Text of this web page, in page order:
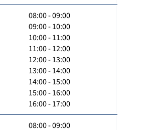
08:00 - 09:00
09:00 - 10:00
10:00 - 11:00
11:00 - 12:00
12:00 - 13:00
13:00 - 14:00
14:00 - 15:00
15:00 - 16:00
16:00 - 17:00
08:00 - 09:00